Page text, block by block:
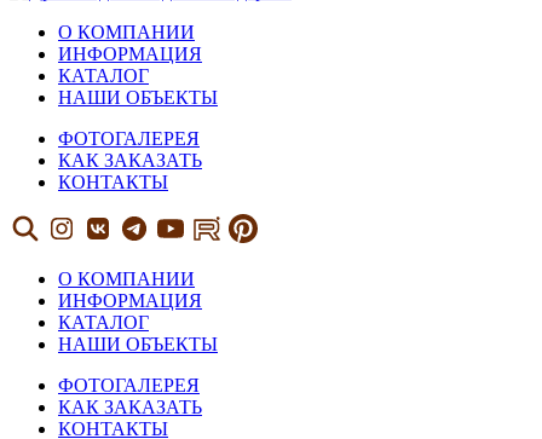
О КОМПАНИИ
ИНФОРМАЦИЯ
КАТАЛОГ
НАШИ ОБЪЕКТЫ
ФОТОГАЛЕРЕЯ
КАК ЗАКАЗАТЬ
КОНТАКТЫ
О КОМПАНИИ
ИНФОРМАЦИЯ
КАТАЛОГ
НАШИ ОБЪЕКТЫ
ФОТОГАЛЕРЕЯ
КАК ЗАКАЗАТЬ
КОНТАКТЫ